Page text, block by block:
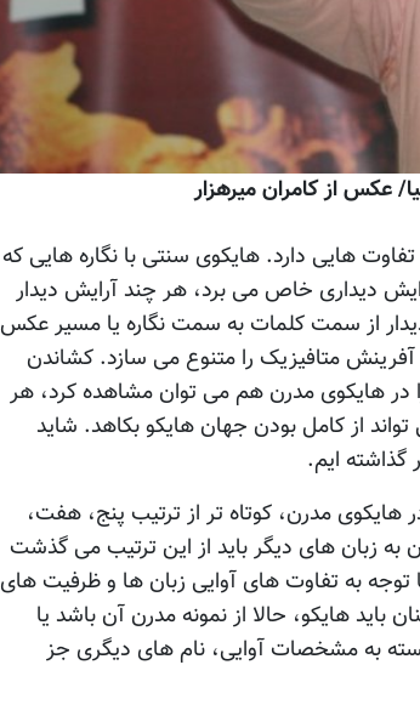
عکس از کامران میرهزار
هایی دارد. هایکوی سنتی با نگاره هایی که
دیداری خاص می برد، هر چند آرایش دیدار
از سمت کلمات به سمت نگاره یا مسیر عکس
آفرینش متافیزیک را متنوع می سازد. کشاندن
در هایکوی مدرن هم می توان مشاهده کرد، هر
از کامل بودن جهان هایکو بکاهد. شاید
ایم.
مدرن، کوتاه تر از ترتیب پنج، هفت،
به زبان های دیگر باید از این ترتیب می گذشت
به تفاوت های آوایی زبان ها و ظرفیت های
باید هایکو، حالا از نمونه مدرن آن باشد یا
به مشخصات آوایی، نام های دیگری جز